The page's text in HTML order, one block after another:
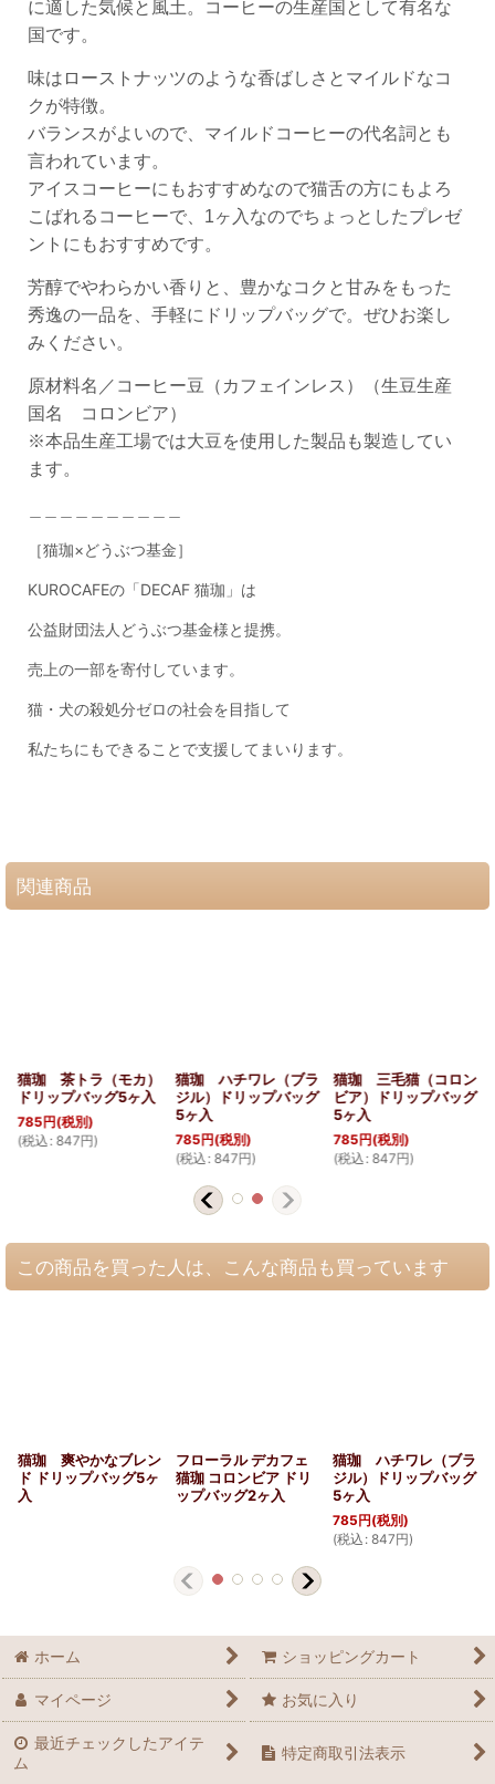
に適した気候と風土。コーヒーの生産国として有名な
国です。
味はローストナッツのような香ばしさとマイルドなコ
クが特徴。
バランスがよいので、マイルドコーヒーの代名詞とも
言われています。
アイスコーヒーにもおすすめなので猫舌の方にもよろ
こばれるコーヒーで、1ヶ入なのでちょっとしたプレゼ
ントにもおすすめです。
芳醇でやわらかい香りと、豊かなコクと甘みをもった
秀逸の一品を、手軽にドリップバッグで。ぜひお楽し
みください。
原材料名／コーヒー豆（ カフェインレス）
（生豆生産
国名 コロンビア）
※本品生産工場では大豆を使用した製品も製造してい
ます。
［猫珈×どうぶつ基金］
KUROCAFEの「DECAF 猫珈」は
公益財団法人どうぶつ基金様と提携。
売上の一部を寄付しています。
猫・犬の殺処分ゼロの社会を目指して
私たちにもできることで支援してまいります。
関連商品
猫珈 茶トラ（モカ）
ドリップバッグ5ヶ入
785円(税別)
(税込: 847円)
猫珈 ハチワレ（ブラ
ジル）ドリップバッグ
5ヶ入
785円(税別)
(税込: 847円)
猫珈 三毛猫（コロン
ビア）ドリップバッグ
5ヶ入
785円(税別)
(税込: 847円)
この商品を買った人は、こんな商品も買っています
猫珈 爽やかなブレン
ド ドリップバッグ5ヶ
入
フローラル デカフェ
猫珈 コロンビア ドリ
ップバッグ2ヶ入
猫珈 ハチワレ（ブラ
ジル）ドリップバッグ
5ヶ入
785円(税別)
(税込 : 847円)
ホーム ショッピングカート
マイページ お気に入り
最近チェックしたアイテ
ム
特定商取引法表示